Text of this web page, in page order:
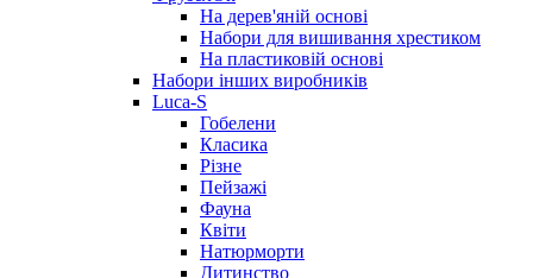
На дерев'яній основі
Набори для вишивання хрестиком
На пластиковій основі
Набори інших виробників
Luca-S
Гобелени
Класика
Різне
Пейзажі
Фауна
Квіти
Натюрморти
Дитинство